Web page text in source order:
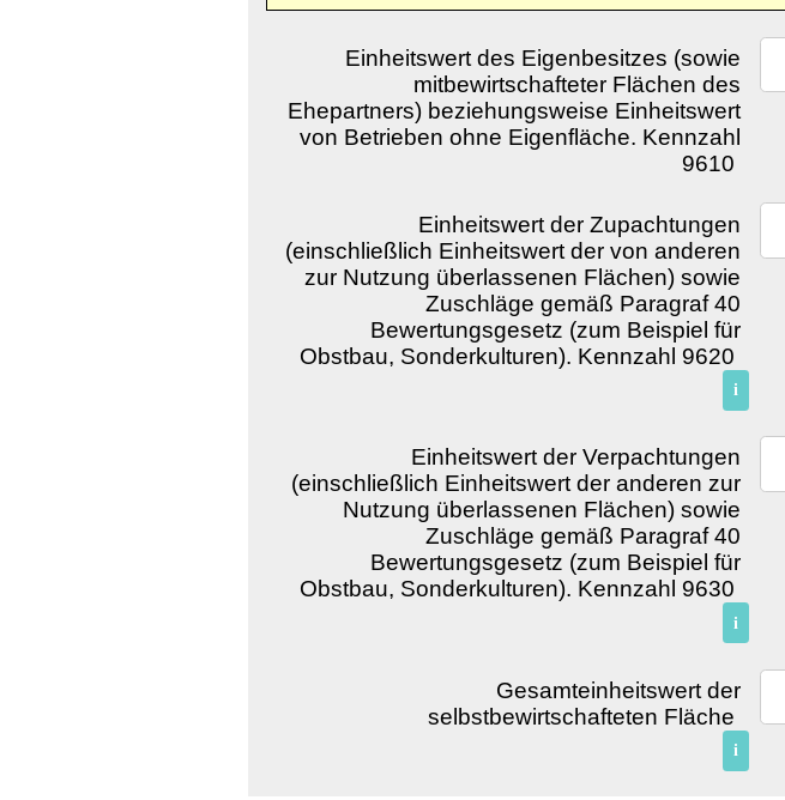
Einheitswert des Eigenbesitzes (sowie
mitbewirtschafteter Flächen des
Ehepartners) beziehungsweise Einheitswert
von Betrieben ohne Eigenfläche. Kennzahl
9610
Einheitswert der Zupachtungen
(einschließlich Einheitswert der von anderen
zur Nutzung überlassenen Flächen) sowie
Zuschläge gemäß Paragraf 40
Bewertungsgesetz (zum Beispiel für
Obstbau, Sonderkulturen). Kennzahl 9620
i
Einheitswert der Verpachtungen
(einschließlich Einheitswert der anderen zur
Nutzung überlassenen Flächen) sowie
Zuschläge gemäß Paragraf 40
Bewertungsgesetz (zum Beispiel für
Obstbau, Sonderkulturen). Kennzahl 9630
i
Gesamteinheitswert der
selbstbewirtschafteten Fläche
i